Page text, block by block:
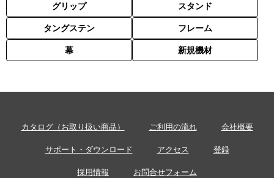
グリップ スタンド
タングステン フレーム
幕 新規機材
カタログ（お取り扱い商品） ご利用の流れ 会社概要
サポート・ダウンロード アクセス 登録
採用情報 お問合せフォーム